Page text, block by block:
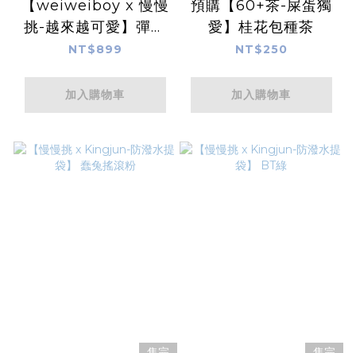
【weiweiboy x 慢慢
挑-越來越可愛】彈蓋
內鈦陶瓷聯名保溫杯，
裝咖啡、奶茶）
NT$899
加入購物車
預購【60+茶-屎蛋獨
愛】桂花包種茶
NT$250
加入購物車